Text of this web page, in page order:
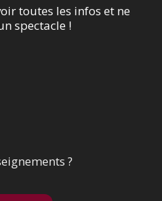
toutes les infos et ne
spectacle !
?